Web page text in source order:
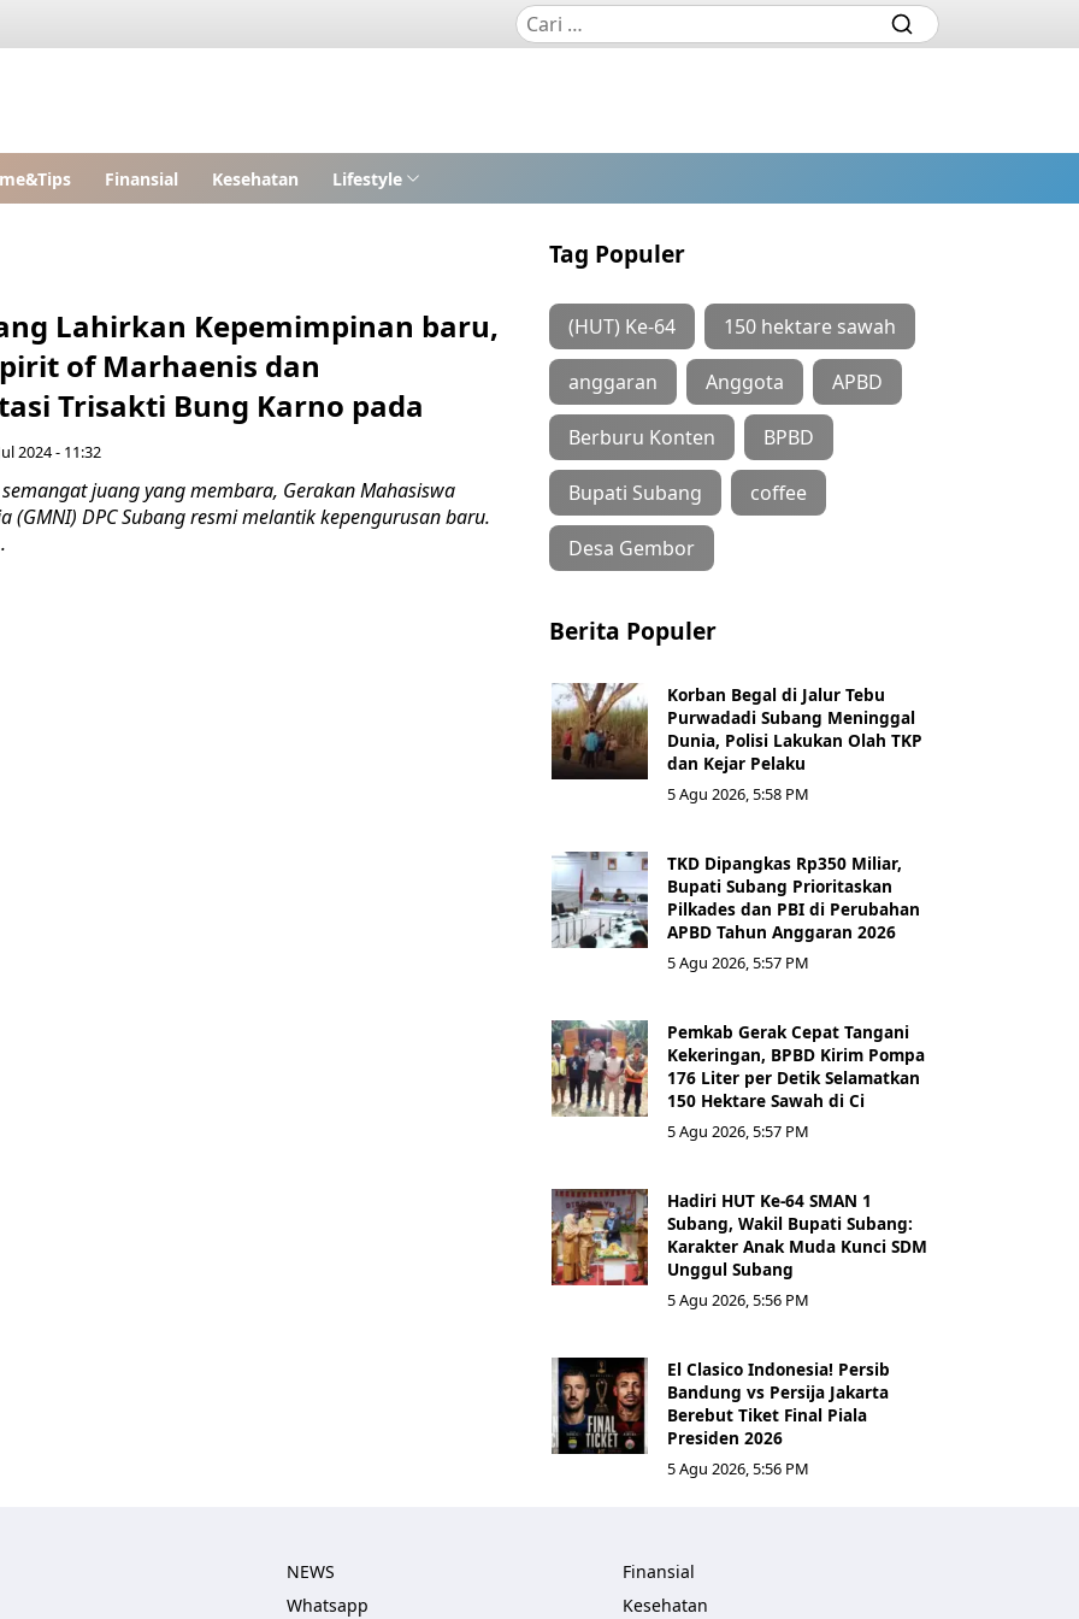
Finansial Kesehatan Lifestyle
Lahirkan Kepemimpinan baru,
of Marhaenis dan
Trisakti Bung Karno pada
2024 - 11:32
semangat juang yang membara, Gerakan Mahasiswa
(GMNI) DPC Subang resmi melantik kepengurusan baru.
Tag Populer
(HUT) Ke-64 150 hektare sawah
anggaran Anggota APBD
Berburu Konten BPBD
Bupati Subang coffee
Desa Gembor
Berita Populer
Korban Begal di Jalur Tebu
Purwadadi Subang Meninggal
Dunia, Polisi Lakukan Olah TKP
dan Kejar Pelaku
5 Agu 2026, 5:58 PM
TKD Dipangkas Rp350 Miliar,
Bupati Subang Prioritaskan
Pilkades dan PBI di Perubahan
APBD Tahun Anggaran 2026
5 Agu 2026, 5:57 PM
Pemkab Gerak Cepat Tangani
Kekeringan, BPBD Kirim Pompa
176 Liter per Detik Selamatkan
150 Hektare Sawah di Ci
5 Agu 2026, 5:57 PM
Hadiri HUT Ke-64 SMAN 1
Subang, Wakil Bupati Subang:
Karakter Anak Muda Kunci SDM
Unggul Subang
5 Agu 2026, 5:56 PM
El Clasico Indonesia! Persib
Bandung vs Persija Jakarta
Berebut Tiket Final Piala
Presiden 2026
5 Agu 2026, 5:56 PM
NEWS
Whatsapp
Finansial
Kesehatan